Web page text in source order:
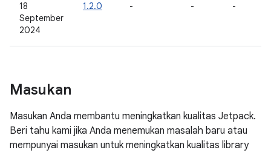
18
September
2024
1.2.0 - - -
Masukan
Masukan Anda membantu meningkatkan kualitas Jetpack.
Beri tahu kami jika Anda menemukan masalah baru atau
mempunyai masukan untuk meningkatkan kualitas library